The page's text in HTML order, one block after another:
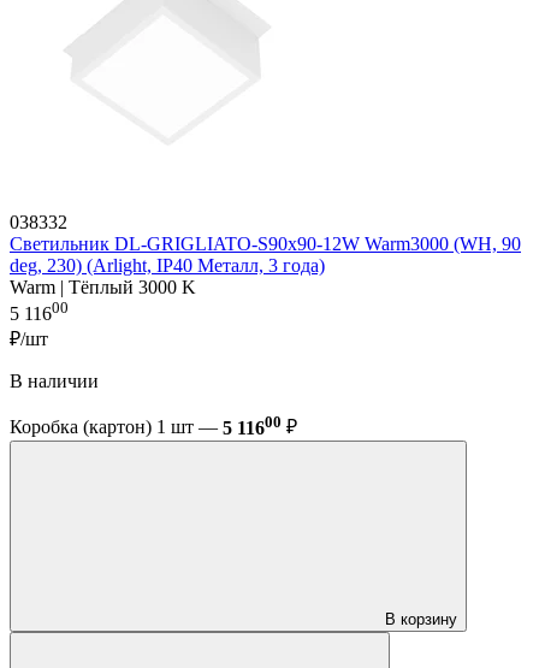
038332
Светильник DL-GRIGLIATO-S90x90-12W Warm3000 (WH, 90
deg, 230) (Arlight, IP40 Металл, 3 года)
Warm | Тёплый 3000 K
5 11600
₽/шт
В наличии
Коробка (картон) 1 шт — 5 11600 ₽
В корзину